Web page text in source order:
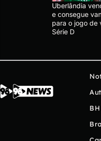
Uberlândia
e consegue
para o jogo de
Série D